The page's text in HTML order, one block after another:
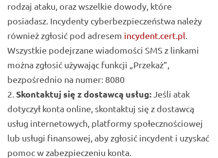
rodzaj ataku, oraz wszelkie dowody, które
posiadasz. Incydenty cyberbezpieczeństwa należy
również zgłosić pod adresem incydent.cert.pl
Wszystkie podejrzane wiadomości SMS z linkami
można zgłosić używając funkcji „Przekaż”,
bezpośrednio na numer: 8080
Skontaktuj się z dostawcą usług: Jeśli atak
dotyczył konta online, skontaktuj się z dostawcą
usług internetowych, platformy społecznościowej
lub usługi finansowej, aby zgłosić incydent i uzyskać
pomoc w zabezpieczeniu konta.